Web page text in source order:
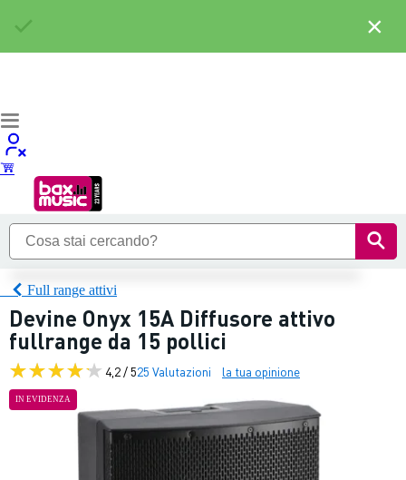
Full range attivi
Devine Onyx 15A Diffusore attivo
fullrange da 15 pollici
4,2 / 525 Valutazioni la tua opinione
IN EVIDENZA
×